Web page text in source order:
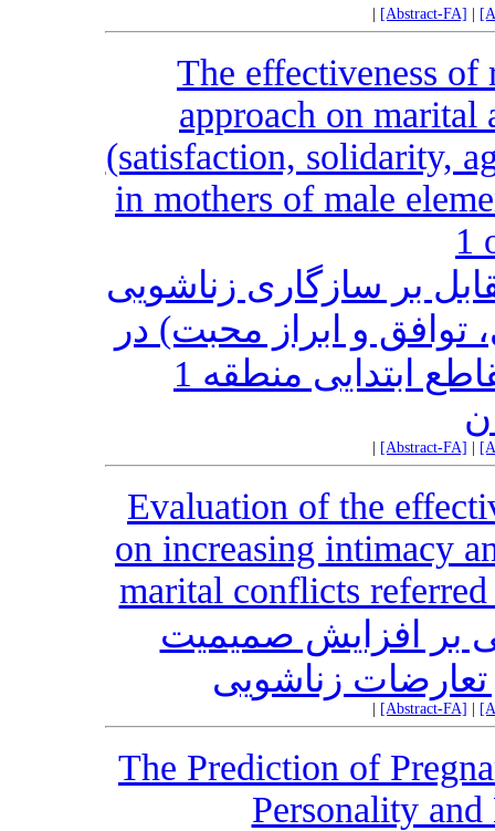
[Abstract-FA]
The effectiveness of
approach on marital
(satisfaction, solidarity,
in mothers of male
1
بر سازگاری زناشویی
و ابراز محبت) در
مادران دانش‌آموزان پسر مقاطع ابتدایی منطقه 1
[Abstract-FA]
Evaluation of the
on increasing intimacy
marital conflicts
بر افزایش صمیمیت
زناشویی
[Abstract-FA]
The Prediction of
Personality